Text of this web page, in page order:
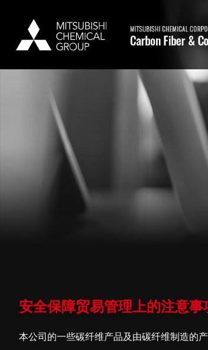
安全保障贸易管理上的注意事
本公司的一些碳纤维产品及由碳纤维制造的